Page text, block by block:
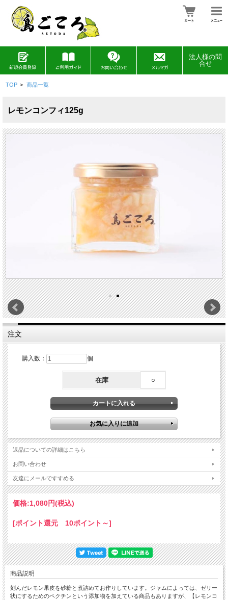
法人様の問
合せ
TOP > 商品一覧
レモンコンフィ125g
注文
購入数： 個
在庫 ○
返品についての詳細はこちら
お問い合わせ
友達にメールですすめる
価格:1,080円(税込)
[ポイント還元 10ポイント～]
商品説明
刻んだレモン果皮を砂糖と煮詰めてお作りしています。ジャムによっては、ゼリー
状にするためのペクチンという添加物を加えている商品もありますが、【レモンコ